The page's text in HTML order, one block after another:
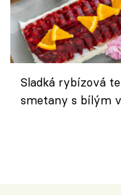
Sladká rybízová
smetany s bílým